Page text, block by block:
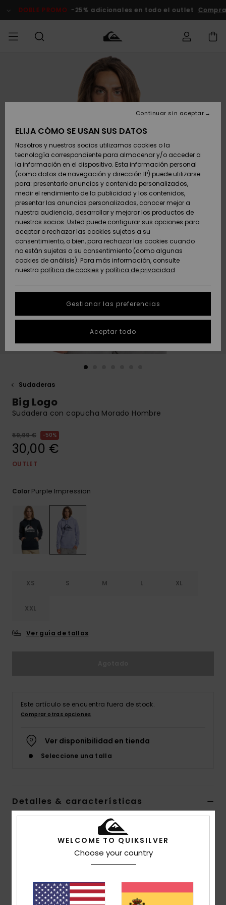
del
DOBLE PROMO -25% adicionales en todo el outlet Comprar
Ropa
Zapatos y
chanclas
Surf
Snow
Novedades
Destacados
Ropa
Zapatos y
chanclas
Surf
Snow
Novedades
Destacados
Shop
Destacados
Snow
SURF
Surf Shop
Highlights
Comunidad
SNOW
Tienda
Hombre
Snow Niños
Tienda
Snow Mujer
Destacados
Comunidad
DOBLE
PROMO
Outlet
Outlet
Mujer
AYUDA &
CONTACTO
Accede a tu
pedido
Envio
Devoluciones
Pago
Tarjeta de
regalo
Quiksilver
Freedom
Protección de
datos
personales
Inicia una
conversación
la respuesta
más rápida a
contacto.
SOSTENIBILIDAD
Sudaderas
Big Logo
Sudadera con capucha Morado Hombre
59,99 € 50%
30,00 €
OUTLET
Color Purple Impression
XS S M L XL
XXL
Ver guía de tallas
Este artículo se encuentra fuera de stock.
Comprar otras opciones
Ver disponibilidad en tienda
Seleccione una talla
Detalles & características
Sudadera con capucha Morado Hombre
EQYFT04450 Código de colorpkb0
Tejido:Tejido de mezcla de algodón y poliéster [280
g / m2]
WELCOME TO QUIKSILVER
Choose your country
ELIJA CÓMO SE USAN SUS DATOS
Nosotros y nuestros socios utilizamos cookies o la
tecnología correspondiente para almacenar y/o acceder a
la información en el dispositivo. Esta información personal
(como datos de navegación y dirección IP) puede utilizarse
para: presentarle anuncios y contenido personalizados,
medir el rendimiento de la publicidad y los contenidos,
presentar las anuncios personalizados, conocer mejor a
nuestra audiencia, desarrollar y mejorar los productos de
nuestros socios. Usted puede configurar sus opciones para
aceptar o rechazar las cookies sujetas a su
consentimiento, o bien, para rechazar las cookies cuando
no están sujetas a su consentimiento (como algunas
cookies de análisis). Para más información, consulte
nuestra política de cookies y política de privacidad
Gestionar las preferencias
Continuar sin aceptar
Aceptar todo